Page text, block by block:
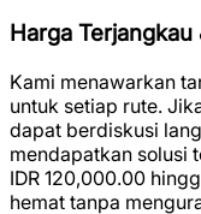
Harga Terjangkau
Kami menawarkan
untuk setiap rute.
dapat berdiskusi
mendapatkan solusi
IDR 120,000.00
hemat tanpa